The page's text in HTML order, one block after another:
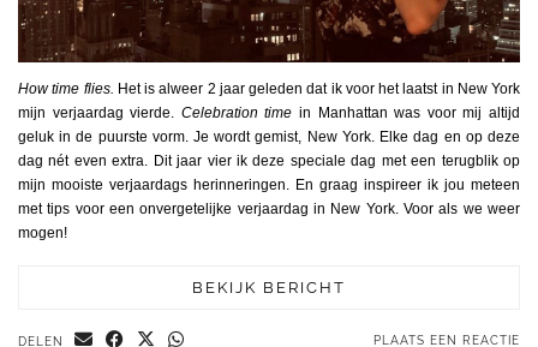
How time flies. Het is alweer 2 jaar geleden dat ik voor het laatst in New York
mijn verjaardag vierde. Celebration time in Manhattan was voor mij altijd
geluk in de puurste vorm. Je wordt gemist, New York. Elke dag en op deze
dag nét even extra. Dit jaar vier ik deze speciale dag met een terugblik op
mijn mooiste verjaardags herinneringen. En graag inspireer ik jou meteen
met tips voor een onvergetelijke verjaardag in New York. Voor als we weer
mogen!
BEKIJK BERICHT
DELEN PLAATS EEN REACTIE